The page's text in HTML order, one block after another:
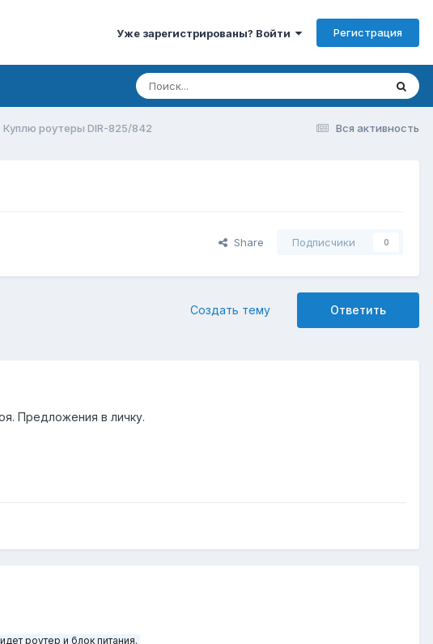
Уже зарегистрированы? Войти Регистрация
Вся активность
Куплю роутеры DIR-825/842
Share Подписчики 0
Ответить
Создать тему
Предложения в личку.
роутер и блок питания.